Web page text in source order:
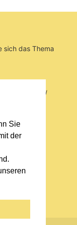
Sie
der
sich das Thema